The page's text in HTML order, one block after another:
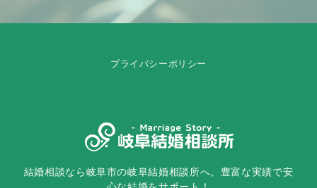
プライバシーポリシー
結婚相談なら岐阜市の岐阜結婚相談所へ。豊富な実績で安